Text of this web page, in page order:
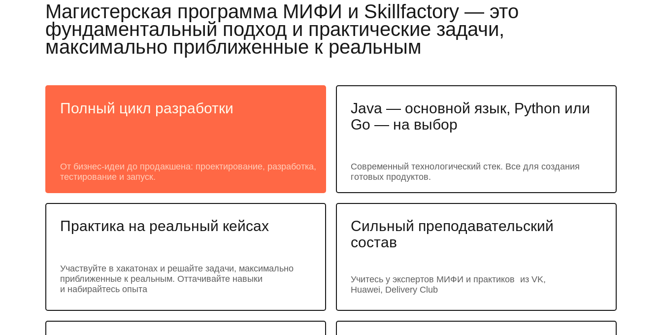
Магистерская программа МИФИ и Skillfactory — это
фундаментальный подход и практические задачи,
максимально приближенные к реальным
Полный цикл разработки
От бизнес-идеи до продакшена: проектирование, разработка,
тестирование и запуск.
Практика на реальный кейсах
Участвуйте в хакатонах и решайте задачи, максимально
приближенные к реальным. Оттачивайте навыки
и набирайтесь опыта
Java — основной язык, Python или
Go — на выбор
Современный технологический стек. Все для создания
готовых продуктов.
Сильный преподавательский
состав
Учитесь у экспертов МИФИ и практиков из VK,
Huawei, Delivery Club